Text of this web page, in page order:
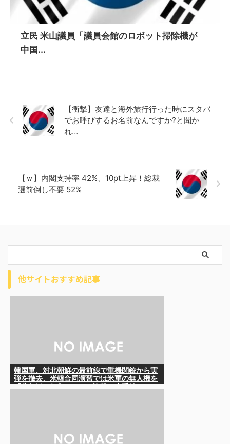
立民 米山議員「議員会館のロボット掃除機が
中国...
【衝撃】友達と海外旅行行った時にスタバ
でお呼びするお名前なんですか?と聞か
れ…
【ｗ】内閣支持率 42%、10pt上昇！総裁
選前倒し不要 52%
他サイトおすすめ記事
韓国軍、対北朝鮮の最前線で重機関銃から実
弾を撤去、米韓合同演習では米軍の無人機を